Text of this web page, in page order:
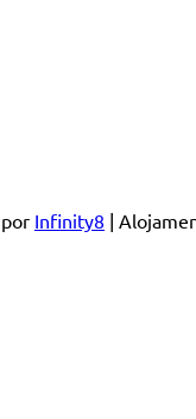
Infinity8 |